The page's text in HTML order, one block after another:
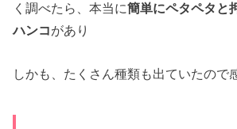
く調べたら、本当に簡単にペタペタと
ハンコがあり
しかも、たくさん種類も出ていたので